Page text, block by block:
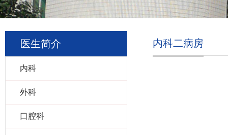
医生简介
内科
外科
口腔科
内科二病房